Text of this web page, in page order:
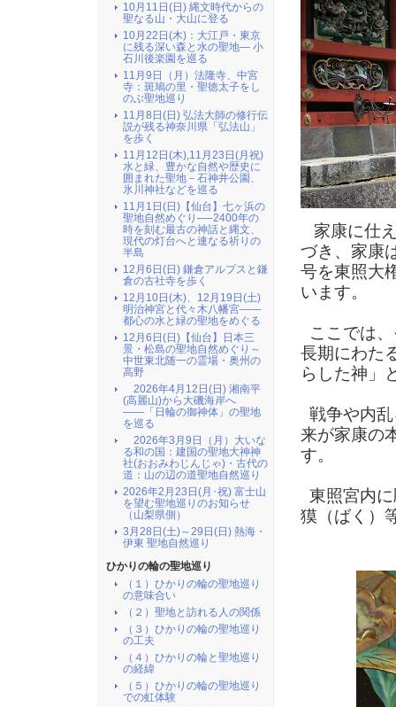
家康に仕
づき、家康
号を東照大
います。
ここでは
長期にわた
らした神」
戦争や内
来が家康の
す。
東照宮内
獏（ばく）
10月11日(日) 縄文時代からの
聖なる山・大山に登る
10月22日(木)：大江戸・東京
に残る深い森と水の聖地― 小
石川後楽園を巡る
11月9日（月）法隆寺、中宮
寺：斑鳩の里・聖徳太子をし
のぶ聖地巡り
11月8日(日) 弘法大師の修行伝
説が残る神奈川県「弘法山」
を歩く
11月12日(木),11月23日(月祝)
水と緑、豊かな自然や歴史に
囲まれた聖地－石神井公園、
氷川神社などを巡る
11月1日(日)【仙台】七ヶ浜の
聖地自然めぐり──2400年の
時を刻む最古の神話と縄文、
現代の灯台へと連なる祈りの
半島
12月6日(日) 鎌倉アルプスと鎌
倉の古社寺を歩く
12月10日(木)、12月19日(土)
明治神宮と代々木八幡宮――
都心の水と緑の聖地をめぐる
12月6日(日)【仙台】日本三
景・松島の聖地自然めぐり～
中世東北随一の霊場・奥州の
高野
2026年4月12日(日) 湘南平
(高麗山)から大磯海岸へ
――「日輪の御神体」の聖地
を巡る
2026年3月9日（月）大いな
る和の国：建国の聖地大神神
社(おおみわじんじゃ)・古代の
道：山の辺の道聖地自然巡り
2026年2月23日(月･祝) 富士山
を望む聖地巡りのお知らせ
（山梨県側）
3月28日(土)～29日(日) 熱海・
伊東 聖地自然巡り
ひかりの輪の聖地巡り
（１）ひかりの輪の聖地巡り
の意味合い
（２）聖地と訪れる人の関係
（３）ひかりの輪の聖地巡り
の工夫
（４）ひかりの輪と聖地巡り
の経緯
（５）ひかりの輪の聖地巡り
での虹体験